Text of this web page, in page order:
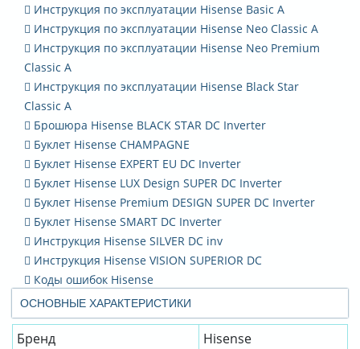
ОСНОВНЫЕ ХАРАКТЕРИСТИКИ
Бренд Hisense
Инструкция по эксплуатации Hisense Basic A
Инструкция по эксплуатации Hisense Neo Classic A
Инструкция по эксплуатации Hisense Neo Premium
Classic A
Инструкция по эксплуатации Hisense Black Star
Classic A
Брошюра Hisense BLACK STAR DC Inverter
Буклет Hisense CHAMPAGNE
Буклет Hisense EXPERT EU DC Inverter
Буклет Hisense LUX Design SUPER DC Inverter
Буклет Hisense Premium DESIGN SUPER DC Inverter
Буклет Hisense SMART DC Inverter
Инструкция Hisense SILVER DC inv
Инструкция Hisense VISION SUPERIOR DC
Коды ошибок Hisense